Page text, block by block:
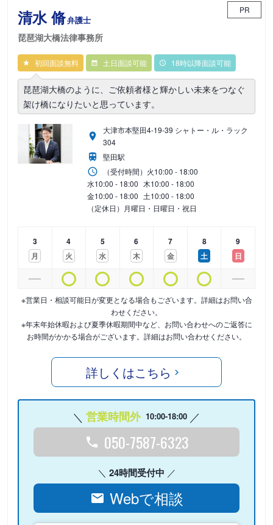
清水 脩弁護士
琵琶湖大橋法律事務所
PR
初回面談無料 土日面談可能 18時以降面談可能
琵琶湖大橋のように、ご依頼者様と輝かしい未来をつなぐ
架け橋になりたいと思っています。
大津市本堅田4-19-39 シャトー・ル・ラック
304
堅田駅
（受付時間） 火10:00 - 18:00
水10:00 - 18:00 木10:00 - 18:00
金10:00 - 18:00 土10:00 - 18:00
（定休日）月曜日・日曜日・祝日
3
月
4
火
5
水
6
木
7
金
8
土
9
日
※営業日・相談可能日が変更となる場合もございます。詳細はお問い合
わせください。
※年末年始休暇および夏季休暇期間中など、お問い合わせへのご返答に
お時間がかかる場合がございます。詳細はお問い合わせください。
詳しくはこちら
営業時間外 10:00-18:00
050-7587-6323
24時間受付中
Webで相談